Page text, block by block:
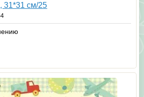
31*31 см/25